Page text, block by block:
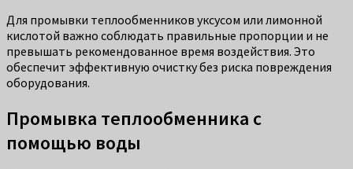
Для промывки теплообменников уксусом или лимонной
кислотой важно соблюдать правильные пропорции и не
превышать рекомендованное время воздействия. Это
обеспечит эффективную очистку без риска повреждения
оборудования.
Промывка теплообменника с
помощью воды